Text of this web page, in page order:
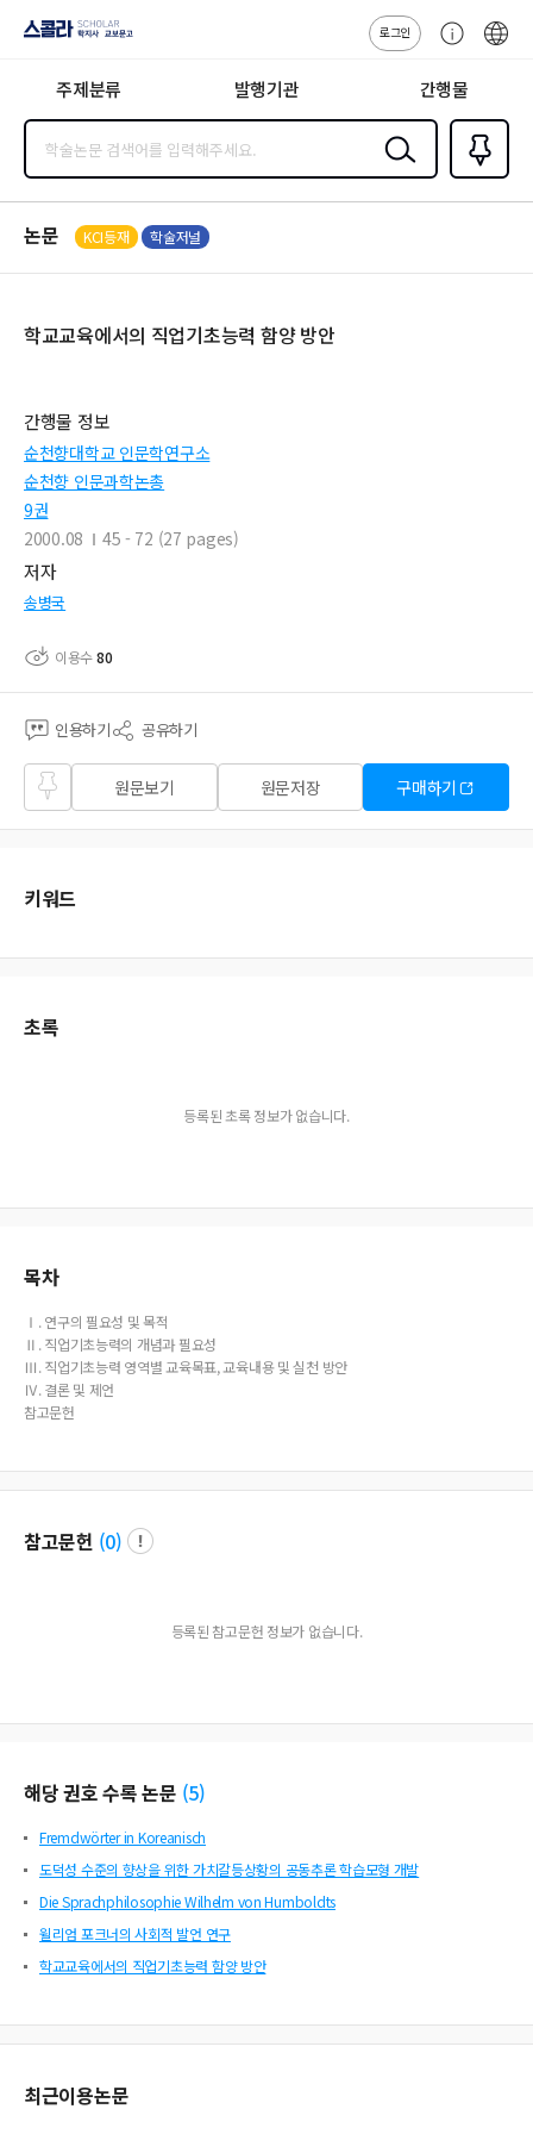
지사·교보문고
로그인
센
주제분류 발행기관 간행물
검색
즐겨찾
기0
논문 KCI등재 학술저널
학교교육에서의 직업기초능력 함양 방안
간행물 정보
순천향대학교 인문학연구소
순천향 인문과학논총
9권
2000.08
45 - 72 (27 pages)
저자
송병국
이용수80
인용하기 공유하기
즐겨
찾기
원문보기 원문저장 구매하기
키워드
초록
등록된 초록 정보가 없습니다.
목차
Ⅰ. 연구의 필요성 및 목적
Ⅱ. 직업기초능력의 개념과 필요성
Ⅲ. 직업기초능력 영역별 교육목표, 교육내용 및 실천 방안
Ⅳ. 결론 및 제언
참고문헌
참고문헌 (0)
등록된 참고문헌 정보가 없습니다.
해당 권호 수록 논문 (5)
Fremdwörter in Koreanisch
도덕성 수준의 향상을 위한 가치갈등상황의 공동추론 학습모형 개발
Die Sprachphilosophie Wilhelm von Humboldts
윌리엄 포크너의 사회적 발언 연구
학교교육에서의 직업기초능력 함양 방안
최근이용논문